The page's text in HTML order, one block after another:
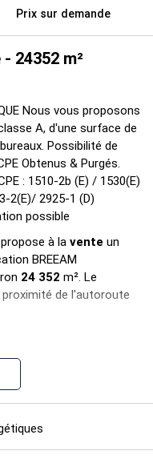
Prix sur demande
24352 m²
Nous vous proposons
A, d'une surface de
Possibilité de
Obtenus & Purgés.
: 1510-2b (E) / 1530(E)
2(E)/ 2925-1 (D)
possible
à la vente un
BREEAM
24 352 m². Le
proximité de l'autoroute